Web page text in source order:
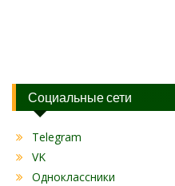
Социальные сети
Telegram
VK
Одноклассники